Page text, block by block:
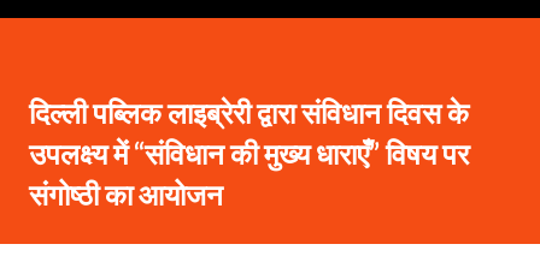
दिल्ली पब्लिक लाइब्रेरी द्वारा संविधान दिवस के
उपलक्ष्य में “संविधान की मुख्य धाराएँ” विषय पर
संगोष्ठी का आयोजन